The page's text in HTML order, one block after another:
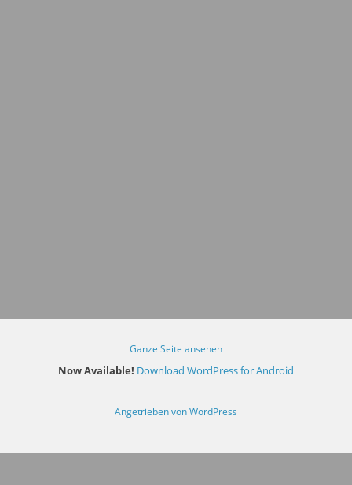
Ganze Seite ansehen
Now Available! Download WordPress for Android
Angetrieben von WordPress